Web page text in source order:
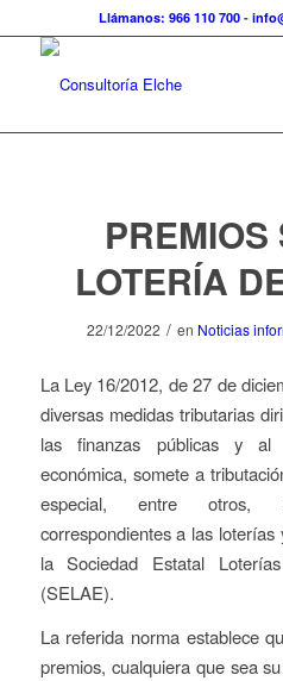
Llámanos: 966 110 700 -
PREMIOS
LOTERÍA
22/12/2022 / en Noticias
La Ley 16/2012, de 27 de
diversas medidas tributarias
las finanzas públicas y
económica, somete a
especial, entre otros,
correspondientes a las
la Sociedad Estatal
(SELAE).
La referida norma establece
premios, cualquiera que sea